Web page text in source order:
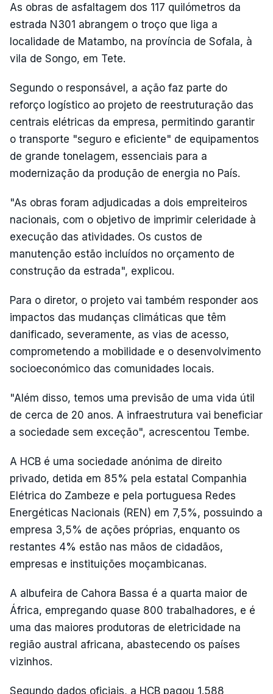
As obras de asfaltagem dos 117 quilómetros da
estrada N301 abrangem o troço que liga a
localidade de Matambo, na província de Sofala, à
vila de Songo, em Tete.
Segundo o responsável, a ação faz parte do
reforço logístico ao projeto de reestruturação das
centrais elétricas da empresa, permitindo garantir
o transporte "seguro e eficiente" de equipamentos
de grande tonelagem, essenciais para a
modernização da produção de energia no País.
"As obras foram adjudicadas a dois empreiteiros
nacionais, com o objetivo de imprimir celeridade à
execução das atividades. Os custos de
manutenção estão incluídos no orçamento de
construção da estrada", explicou.
Para o diretor, o projeto vai também responder aos
impactos das mudanças climáticas que têm
danificado, severamente, as vias de acesso,
comprometendo a mobilidade e o desenvolvimento
socioeconómico das comunidades locais.
"Além disso, temos uma previsão de uma vida útil
de cerca de 20 anos. A infraestrutura vai beneficiar
a sociedade sem exceção", acrescentou Tembe.
A HCB é uma sociedade anónima de direito
privado, detida em 85% pela estatal Companhia
Elétrica do Zambeze e pela portuguesa Redes
Energéticas Nacionais (REN) em 7,5%, possuindo a
empresa 3,5% de ações próprias, enquanto os
restantes 4% estão nas mãos de cidadãos,
empresas e instituições moçambicanas.
A albufeira de Cahora Bassa é a quarta maior de
África, empregando quase 800 trabalhadores, e é
uma das maiores produtoras de eletricidade na
região austral africana, abastecendo os países
vizinhos.
Segundo dados oficiais, a HCB pagou 1.588